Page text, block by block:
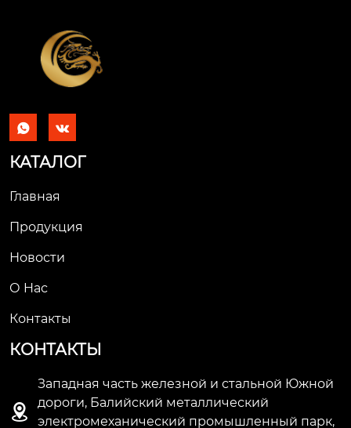
 
КАТАЛОГ
Главная
Продукция
Новости
О Hас
Контакты
КОНТАКТЫ

Западная часть железной и стальной Южной
дороги, Балийский металлический
электромеханический промышленный парк,